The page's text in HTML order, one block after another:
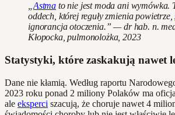
Astma to nie jest moda ani wymówka.
oddech, której reguły zmienia powietrze,
ignorancja otoczenia.” — dr hab. n.
Kłopocka, pulmonolożka, 2023
Statystyki, które zaskakują nawet
Dane nie kłamią. Według raportu
2023 roku ponad 2 miliony Polaków ma
ale eksperci szacują, że choruje nawet 4